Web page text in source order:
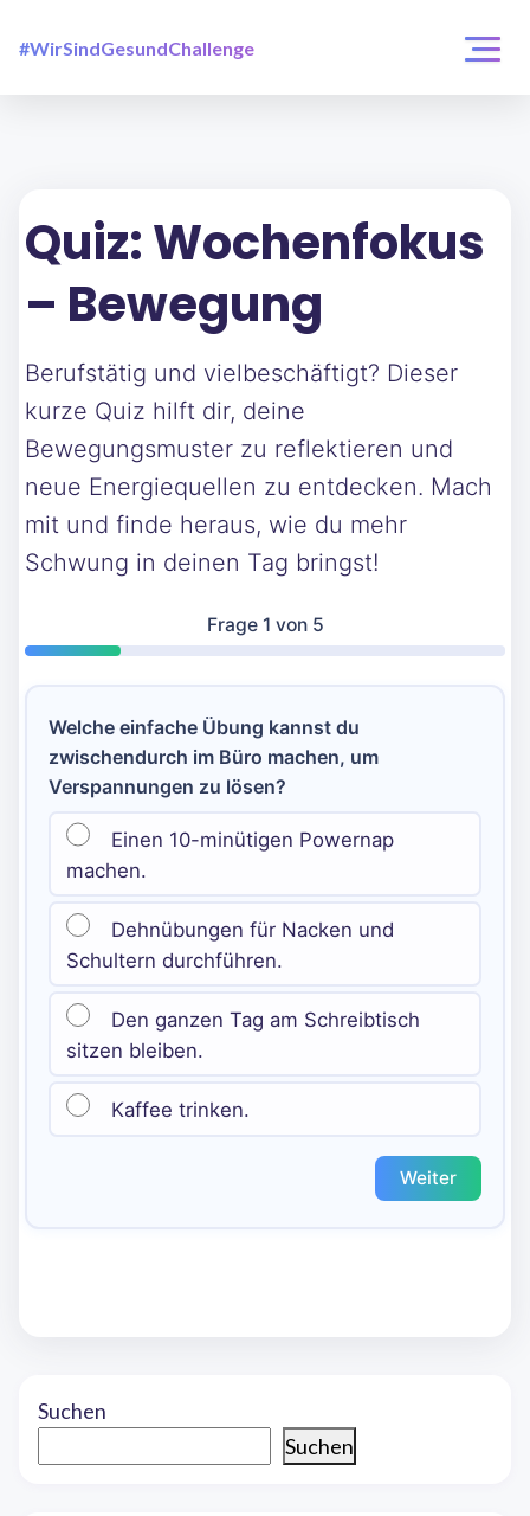
#WirSindGesundChallenge
Login / Registrierung
Quiz: Wochenfokus
– Bewegung
Berufstätig und vielbeschäftigt? Dieser
kurze Quiz hilft dir, deine
Bewegungsmuster zu reflektieren und
neue Energiequellen zu entdecken. Mach
mit und finde heraus, wie du mehr
Schwung in deinen Tag bringst!
Frage 1 von 5
Welche einfache Übung kannst du
zwischendurch im Büro machen, um
Verspannungen zu lösen?
Einen 10-minütigen Powernap
machen.
Dehnübungen für Nacken und
Schultern durchführen.
Den ganzen Tag am Schreibtisch
sitzen bleiben.
Kaffee trinken.
Weiter
Suchen
Suchen